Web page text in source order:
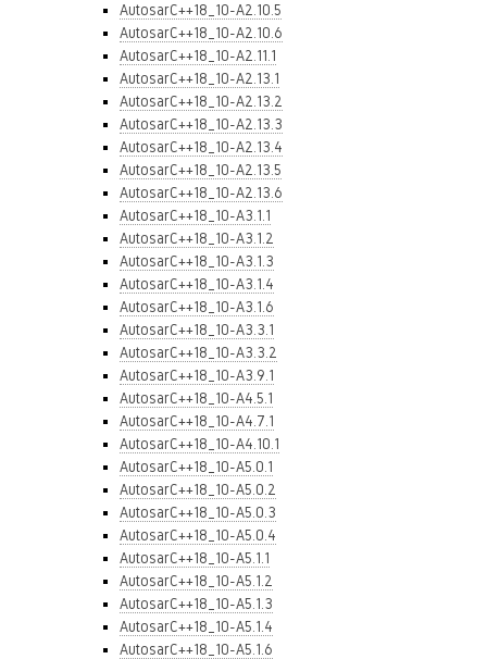
AutosarC++18_10-A2.10.5
AutosarC++18_10-A2.10.6
AutosarC++18_10-A2.11.1
AutosarC++18_10-A2.13.1
AutosarC++18_10-A2.13.2
AutosarC++18_10-A2.13.3
AutosarC++18_10-A2.13.4
AutosarC++18_10-A2.13.5
AutosarC++18_10-A2.13.6
AutosarC++18_10-A3.1.1
AutosarC++18_10-A3.1.2
AutosarC++18_10-A3.1.3
AutosarC++18_10-A3.1.4
AutosarC++18_10-A3.1.6
AutosarC++18_10-A3.3.1
AutosarC++18_10-A3.3.2
AutosarC++18_10-A3.9.1
AutosarC++18_10-A4.5.1
AutosarC++18_10-A4.7.1
AutosarC++18_10-A4.10.1
AutosarC++18_10-A5.0.1
AutosarC++18_10-A5.0.2
AutosarC++18_10-A5.0.3
AutosarC++18_10-A5.0.4
AutosarC++18_10-A5.1.1
AutosarC++18_10-A5.1.2
AutosarC++18_10-A5.1.3
AutosarC++18_10-A5.1.4
AutosarC++18_10-A5.1.6